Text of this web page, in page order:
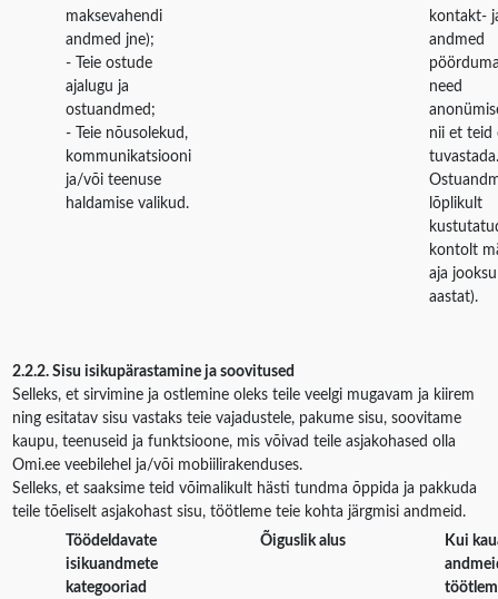
maksevahendi
andmed jne);
- Teie ostude
ajalugu ja
ostuandmed;
- Teie nõusolekud,
kommunikatsiooni
ja/või teenuse
haldamise valikud.
kontakt-
andmed
need
nii et teid
tuvastada.
lõplikult
kontolt
aja
aastat).
2.2.2. Sisu isikupärastamine ja soovitused
Selleks, et sirvimine ja ostlemine oleks teile veelgi mugavam ja kiirem
ning esitatav sisu vastaks teie vajadustele, pakume sisu, soovitame
kaupu, teenuseid ja funktsioone, mis võivad teile asjakohased olla
Omi.ee veebilehel ja/või mobiilirakenduses.
Selleks, et saaksime teid võimalikult hästi tundma õppida ja pakkuda
teile tõeliselt asjakohast sisu, töötleme teie kohta järgmisi andmeid.
Töödeldavate
isikuandmete
kategooriad
Õiguslik alus
Kui